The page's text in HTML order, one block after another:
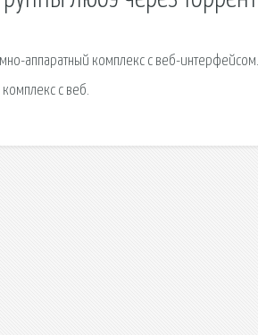
аппаратный комплекс с веб-
с веб.